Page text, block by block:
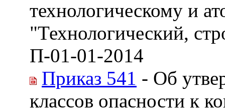
технологическому и
"Технологический,
П-01-01-2014
Приказ 541 - Об
классов опасности к